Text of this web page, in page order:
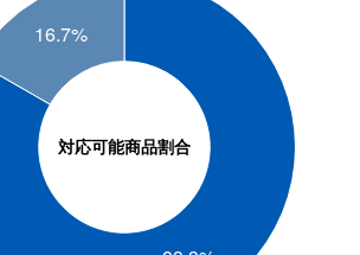
対応可能商品割合